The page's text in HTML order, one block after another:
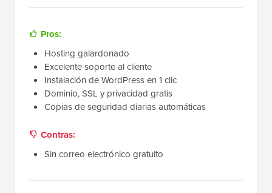
Pros:
Hosting galardonado
Excelente soporte al cliente
Instalación de WordPress en 1 clic
Dominio, SSL y privacidad gratis
Copias de seguridad diarias automáticas
Contras:
Sin correo electrónico gratuito